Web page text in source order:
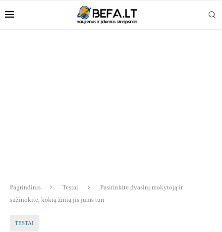
Pagrindinis Testai
Pasirinkite dvasinį mokytoją ir
sužinokite, kokią žinią jis jums turi
TESTAI